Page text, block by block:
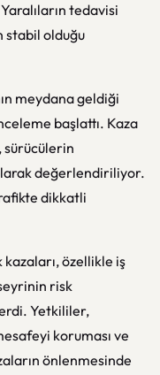
tedavisi
stabil olduğu
meydana geldiği
başlattı. Kaza
sürücülerin
değerlendiriliyor.
dikkatli
özellikle iş
risk
Yetkililer,
koruması ve
önlenmesinde